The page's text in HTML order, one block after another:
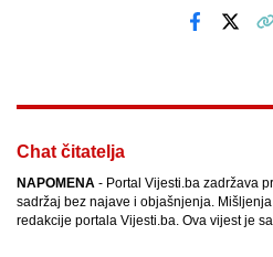
Chat čitatelja
NAPOMENA - Portal Vijesti.ba zadržava
sadržaj bez najave i objašnjenja.
redakcije portala Vijesti.ba. Ova vijest je